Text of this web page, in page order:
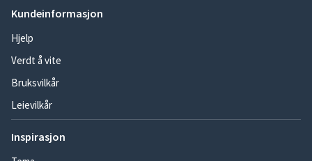
Kundeinformasjon
Hjelp
Verdt å vite
Bruksvilkår
Leievilkår
Inspirasjon